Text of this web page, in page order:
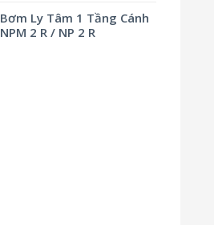
Bơm Ly Tâm 1 Tầng Cánh
NPM 2 R / NP 2 R